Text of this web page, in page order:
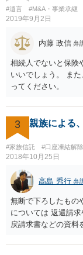
とを伺わせる事情を
ろとなります。 返
おく方が宜しいか
が、事前準備が早
目に弁護士を入れら
#遺言 #M&A・事業承継
2019年9月2日
内藤 政信 弁
相続人でないと保険
いいでしょう。 ま
ってください。
3 親族による
#家族信託 #口座凍結解除
2018年10月25日
高島 秀行 弁
無断で下ろしたもの
については 返還請
戻請求書などの資料